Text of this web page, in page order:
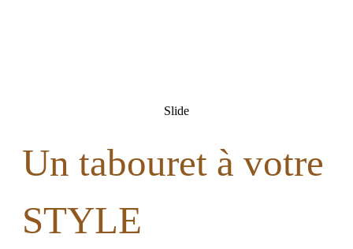
Slide
Un tabouret à votre
STYLE